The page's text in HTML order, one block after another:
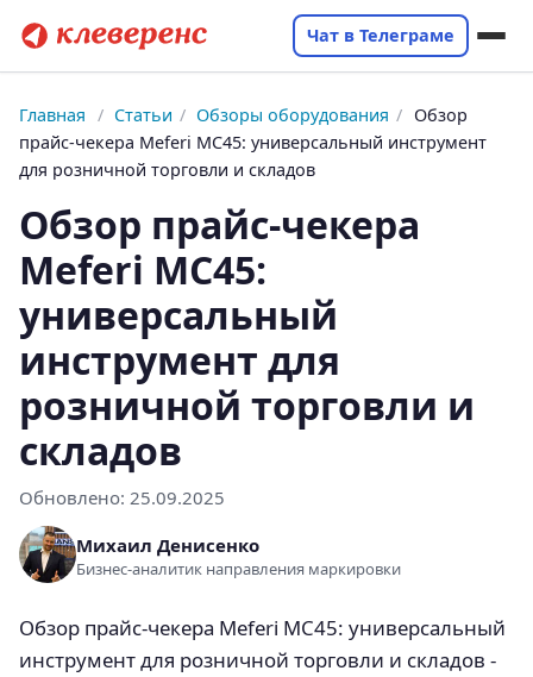
Чат в Телеграме
Главная / Статьи / Обзоры оборудования / Обзор
прайс-чекера Meferi MC45: универсальный инструмент
для розничной торговли и складов
Обзор прайс-чекера
Meferi MC45:
универсальный
инструмент для
розничной торговли и
складов
Обновлено: 25.09.2025
Михаил Денисенко
Бизнес-аналитик направления маркировки
Обзор прайс-чекера Meferi MC45: универсальный
инструмент для розничной торговли и складов -